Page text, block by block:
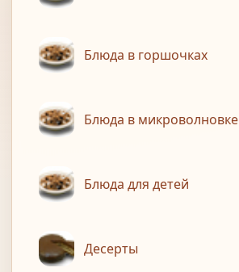
Блюда в горшочках
Блюда в микроволновке
Блюда для детей
Десерты